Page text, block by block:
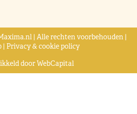
| Alle rechten voorbehouden |
| Privacy & cookie policy
doorWebCapital